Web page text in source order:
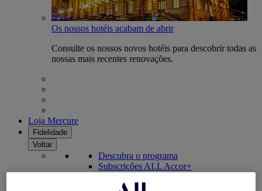
Os nossos hotéis acabam de abrir
Consulte os nossos novos hotéis para descobrir todas as
nossas mais recentes renovações.
Loja Mercure
Fidelidade
Voltar
Descubra o programa
Subscrições ALL Accor+